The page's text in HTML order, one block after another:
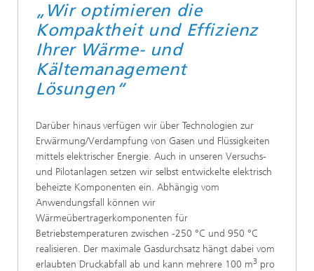
„Wir optimieren die
Kompaktheit und Effizienz
Ihrer Wärme- und
Kältemanagement
Lösungen“
Darüber hinaus verfügen wir über Technologien zur
Erwärmung/Verdampfung von Gasen und Flüssigkeiten
mittels elektrischer Energie. Auch in unseren Versuchs-
und Pilotanlagen setzen wir selbst entwickelte elektrisch
beheizte Komponenten ein. Abhängig vom
Anwendungsfall können wir
Wärmeübertragerkomponenten für
Betriebstemperaturen zwischen -250 °C und 950 °C
realisieren. Der maximale Gasdurchsatz hängt dabei vom
erlaubten Druckabfall ab und kann mehrere 100 m3 pro